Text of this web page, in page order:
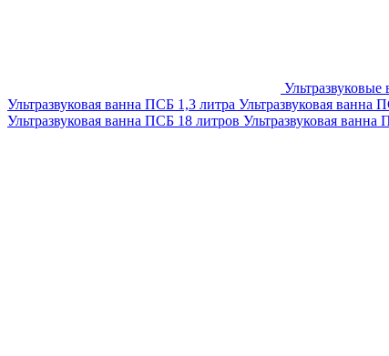
Ультразвуковые
Ультразвуковая ванна ПСБ 1,3 литра Ультразвуковая ванна
Ультразвуковая ванна ПСБ 18 литров Ультразвуковая ванна